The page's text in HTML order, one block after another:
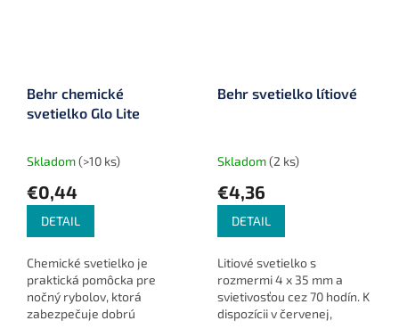
Behr chemické
svetielko Glo Lite
Skladom(>10 ks)
€0,44
DETAIL
Chemické svetielko je
praktická pomôcka pre
nočný rybolov, ktorá
zabezpečuje dobrú
Behr svetielko lítiové
Skladom(2 ks)
€4,36
DETAIL
Litiové svetielko s
rozmermi 4 x 35 mm a
svietivosťou cez 70 hodín. K
dispozícii v červenej,